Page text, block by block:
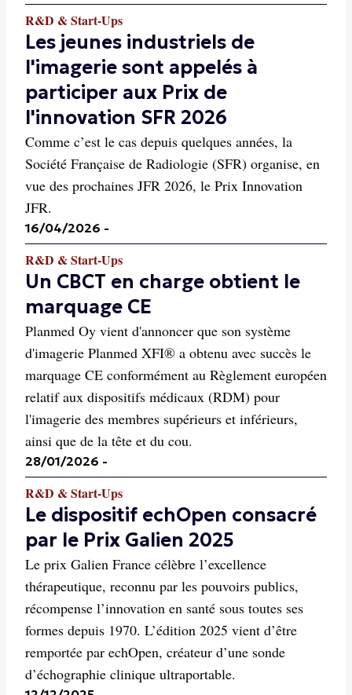
R&D & Start-Ups
Les jeunes industriels de
l'imagerie sont appelés à
participer aux Prix de
l'innovation SFR 2026
Comme c’est le cas depuis quelques années, la
Société Française de Radiologie (SFR) organise, en
vue des prochaines JFR 2026, le Prix Innovation
JFR.
16/04/2026 -
R&D & Start-Ups
Un CBCT en charge obtient le
marquage CE
Planmed Oy vient d'annoncer que son système
d'imagerie Planmed XFI® a obtenu avec succès le
marquage CE conformément au Règlement européen
relatif aux dispositifs médicaux (RDM) pour
l'imagerie des membres supérieurs et inférieurs,
ainsi que de la tête et du cou.
28/01/2026 -
R&D & Start-Ups
Le dispositif echOpen consacré
par le Prix Galien 2025
Le prix Galien France célèbre l’excellence
thérapeutique, reconnu par les pouvoirs publics,
récompense l’innovation en santé sous toutes ses
formes depuis 1970. L’édition 2025 vient d’être
remportée par echOpen, créateur d’une sonde
d’échographie clinique ultraportable.